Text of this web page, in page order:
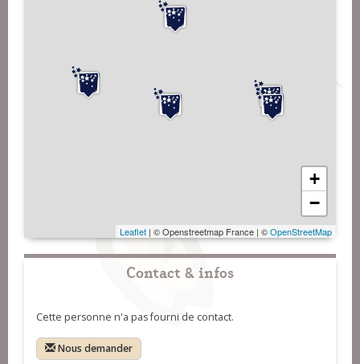
+
−
Leaflet | © Openstreetmap France | ©OpenStreetMap
Contact & infos
Cette personne n'a pas fourni de contact.
Nous demander